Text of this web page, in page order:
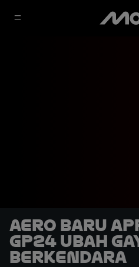
Aero Baru
GP24 Ubah
Berkendara